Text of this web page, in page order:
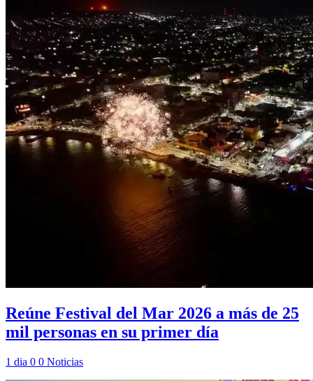
Reúne Festival del Mar 2026 a más de 25
mil personas en su primer día
1 dia 0 0 Noticias